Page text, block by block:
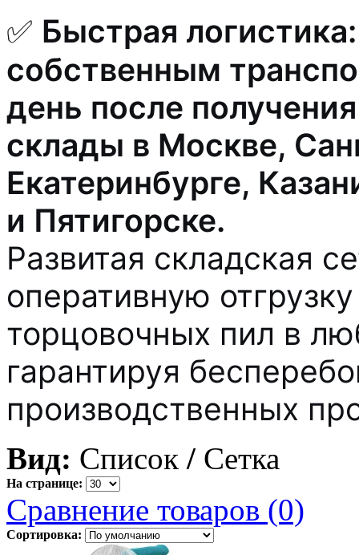
✅ Быстрая
собственным
день после
склады в Москве,
Екатеринбурге,
и Пятигорске.
Развитая складская
оперативную
торцовочных пил в
гарантируя
производственных
Вид: Список / Сетка
На странице:
Сравнение товаров (0)
Сортировка: